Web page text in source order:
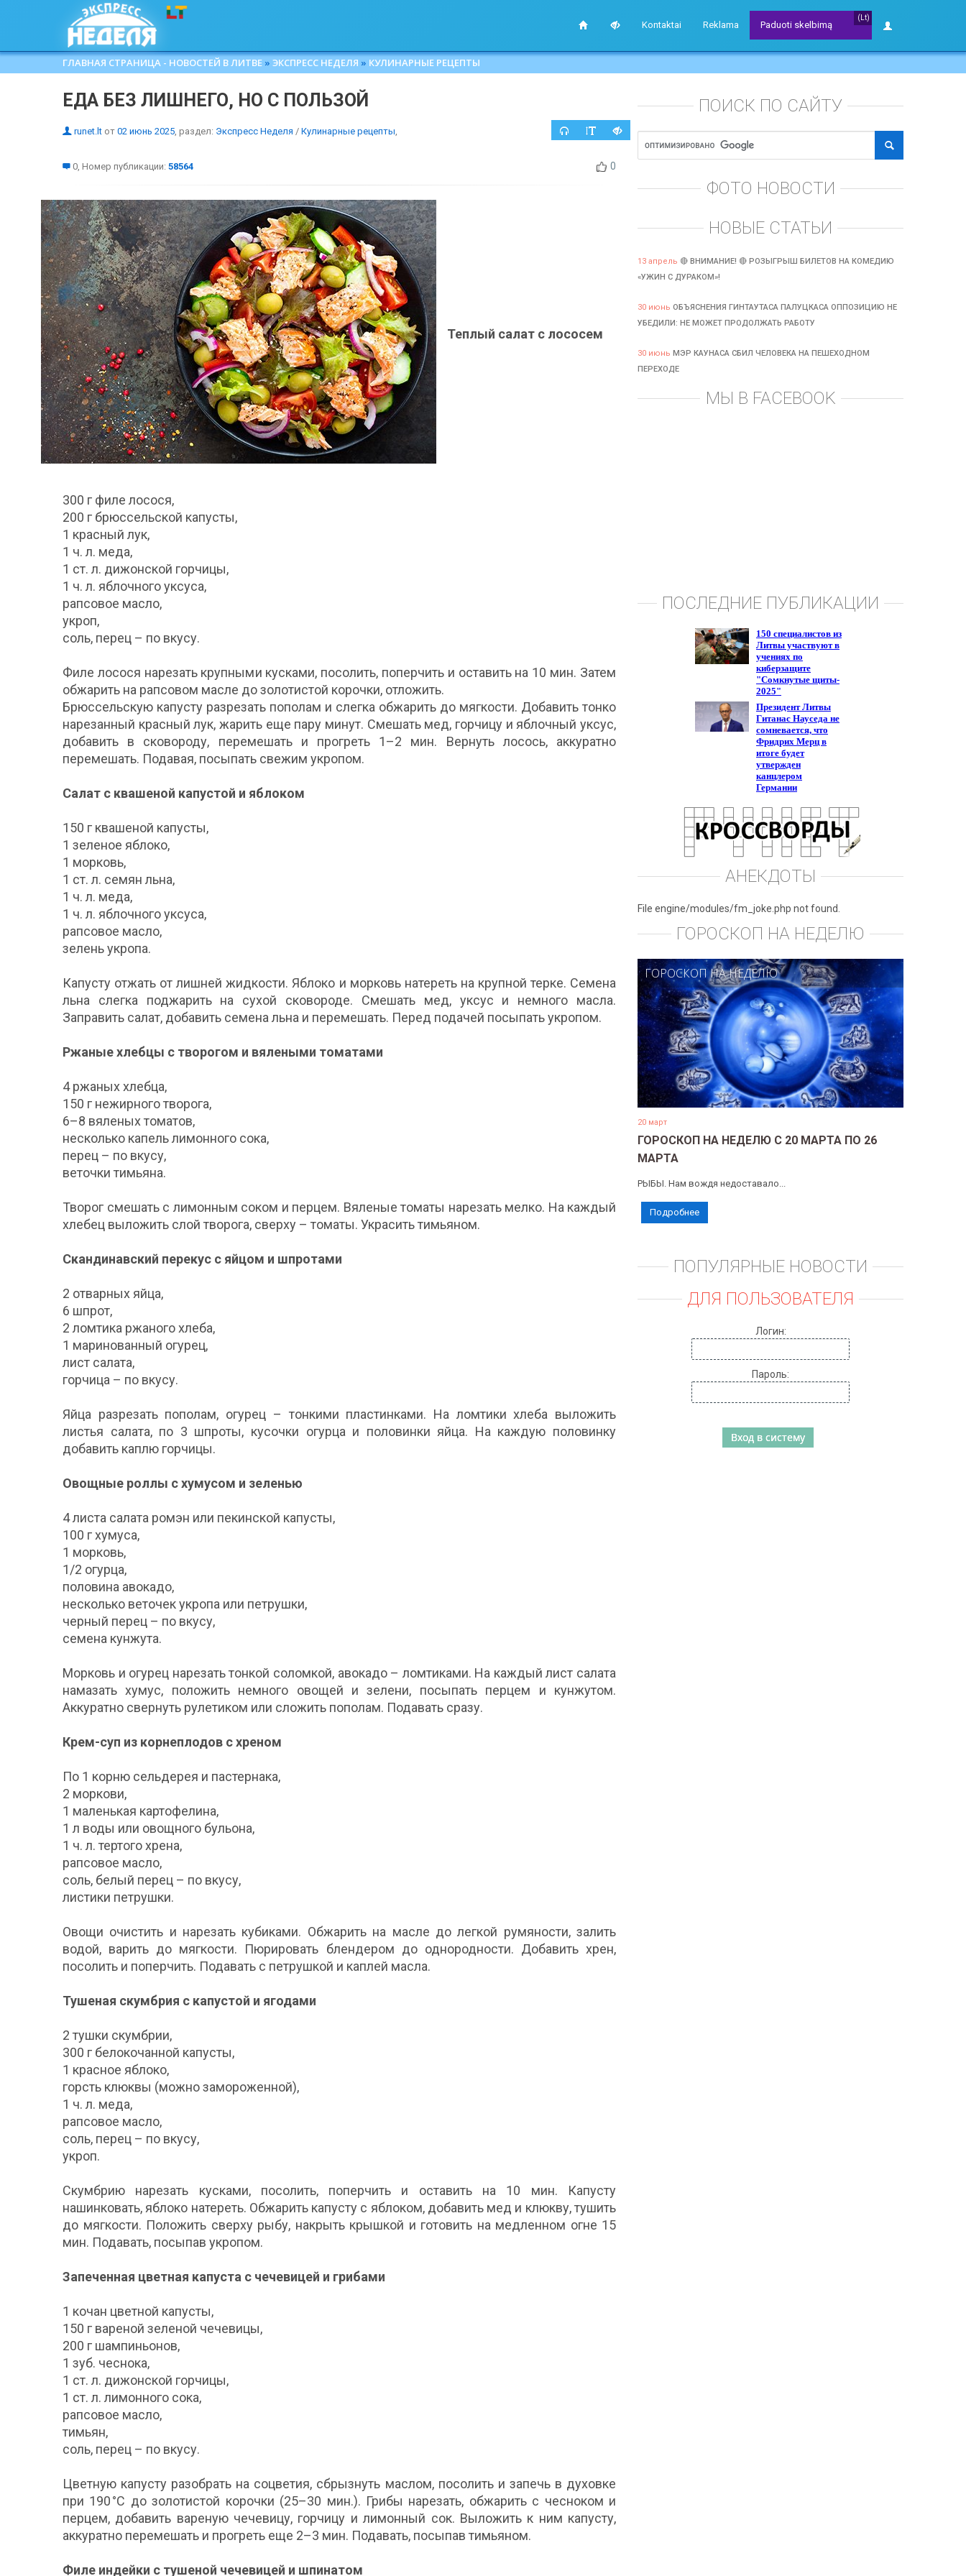
Kontaktai Reklama
(Lt)
Paduoti skelbimą
ГЛАВНАЯ СТРАНИЦА - НОВОСТЕЙ В ЛИТВЕ » ЭКСПРЕСС НЕДЕЛЯ » КУЛИНАРНЫЕ РЕЦЕПТЫ
ЕДА БЕЗ ЛИШНЕГО, НО С ПОЛЬЗОЙ
runet.lt от 02 июнь 2025, раздел: Экспресс Неделя / Кулинарные рецепты,
0, Номер публикации: 58564 0
Теплый салат с лососем
300 г филе лосося,
200 г брюссельской капусты,
1 красный лук,
1 ч. л. меда,
1 ст. л. дижонской горчицы,
1 ч. л. яблочного уксуса,
рапсовое масло,
укроп,
соль, перец – по вкусу.
Филе лосося нарезать крупными кусками, посолить, поперчить и оставить на 10 мин. Затем
обжарить на рапсовом масле до золотистой корочки, отложить.
Брюссельскую капусту разрезать пополам и слегка обжарить до мягкости. Добавить тонко
нарезанный красный лук, жарить еще пару минут. Смешать мед, горчицу и яблочный уксус,
добавить в сковороду, перемешать и прогреть 1–2 мин. Вернуть лосось, аккуратно
перемешать. Подавая, посыпать свежим укропом.
Салат с квашеной капустой и яблоком
150 г квашеной капусты,
1 зеленое яблоко,
1 морковь,
1 ст. л. семян льна,
1 ч. л. меда,
1 ч. л. яблочного уксуса,
рапсовое масло,
зелень укропа.
Капусту отжать от лишней жидкости. Яблоко и морковь натереть на крупной терке. Семена
льна слегка поджарить на сухой сковороде. Смешать мед, уксус и немного масла.
Заправить салат, добавить семена льна и перемешать. Перед подачей посыпать укропом.
Ржаные хлебцы с творогом и вялеными томатами
4 ржаных хлебца,
150 г нежирного творога,
6–8 вяленых томатов,
несколько капель лимонного сока,
перец – по вкусу,
веточки тимьяна.
Творог смешать с лимонным соком и перцем. Вяленые томаты нарезать мелко. На каждый
хлебец выложить слой творога, сверху – томаты. Украсить тимьяном.
Скандинавский перекус с яйцом и шпротами
2 отварных яйца,
6 шпрот,
2 ломтика ржаного хлеба,
1 маринованный огурец,
лист салата,
горчица – по вкусу.
Яйца разрезать пополам, огурец – тонкими пластинками. На ломтики хлеба выложить
листья салата, по 3 шпроты, кусочки огурца и половинки яйца. На каждую половинку
добавить каплю горчицы.
Овощные роллы с хумусом и зеленью
4 листа салата ромэн или пекинской капусты,
100 г хумуса,
1 морковь,
1/2 огурца,
половина авокадо,
несколько веточек укропа или петрушки,
черный перец – по вкусу,
семена кунжута.
Морковь и огурец нарезать тонкой соломкой, авокадо – ломтиками. На каждый лист салата
намазать хумус, положить немного овощей и зелени, посыпать перцем и кунжутом.
Аккуратно свернуть рулетиком или сложить пополам. Подавать сразу.
Крем-суп из корнеплодов с хреном
По 1 корню сельдерея и пастернака,
2 моркови,
1 маленькая картофелина,
1 л воды или овощного бульона,
1 ч. л. тертого хрена,
рапсовое масло,
соль, белый перец – по вкусу,
листики петрушки.
Овощи очистить и нарезать кубиками. Обжарить на масле до легкой румяности, залить
водой, варить до мягкости. Пюрировать блендером до однородности. Добавить хрен,
посолить и поперчить. Подавать с петрушкой и каплей масла.
Тушеная скумбрия с капустой и ягодами
2 тушки скумбрии,
300 г белокочанной капусты,
1 красное яблоко,
горсть клюквы (можно замороженной),
1 ч. л. меда,
рапсовое масло,
соль, перец – по вкусу,
укроп.
Скумбрию нарезать кусками, посолить, поперчить и оставить на 10 мин. Капусту
нашинковать, яблоко натереть. Обжарить капусту с яблоком, добавить мед и клюкву, тушить
до мягкости. Положить сверху рыбу, накрыть крышкой и готовить на медленном огне 15
мин. Подавать, посыпав укропом.
Запеченная цветная капуста с чечевицей и грибами
1 кочан цветной капусты,
150 г вареной зеленой чечевицы,
200 г шампиньонов,
1 зуб. чеснока,
1 ст. л. дижонской горчицы,
1 ст. л. лимонного сока,
рапсовое масло,
тимьян,
соль, перец – по вкусу.
Цветную капусту разобрать на соцветия, сбрызнуть маслом, посолить и запечь в духовке
при 190 °C до золотистой корочки (25–30 мин.). Грибы нарезать, обжарить с чесноком и
перцем, добавить вареную чечевицу, горчицу и лимонный сок. Выложить к ним капусту,
аккуратно перемешать и прогреть еще 2–3 мин. Подавать, посыпав тимьяном.
Филе индейки с тушеной чечевицей и шпинатом
ПОИСК ПО САЙТУ
ФОТО НОВОСТИ
НОВЫЕ СТАТЬИ
13 апрель 🔴 ВНИМАНИЕ! 🔴 РОЗЫГРЫШ БИЛЕТОВ НА КОМЕДИЮ
«УЖИН С ДУРАКОМ»!
30 июнь ОБЪЯСНЕНИЯ ГИНТАУТАСА ПАЛУЦКАСА ОППОЗИЦИЮ НЕ
УБЕДИЛИ: НЕ МОЖЕТ ПРОДОЛЖАТЬ РАБОТУ
30 июнь МЭР КАУНАСА СБИЛ ЧЕЛОВЕКА НА ПЕШЕХОДНОМ
ПЕРЕХОДЕ
МЫ В FACEBOOK
ПОСЛЕДНИЕ ПУБЛИКАЦИИ
АНЕКДОТЫ
File engine/modules/fm_joke.php not found.
ГОРОСКОП НА НЕДЕЛЮ
ГОРОСКОП НА НЕДЕЛЮ
20 март
ГОРОСКОП НА НЕДЕЛЮ С 20 МАРТА ПО 26
МАРТА
РЫБЫ. Нам вождя недоставало...
Подробнее
ПОПУЛЯРНЫЕ НОВОСТИ
ДЛЯ ПОЛЬЗОВАТЕЛЯ
Логин:
Пароль: